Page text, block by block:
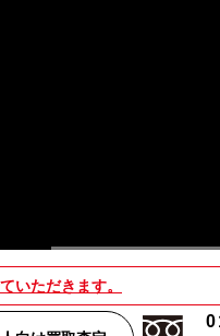
いただきます。
当サイトでは、サイ
を使用しています。詳
え、Cookieの使用に